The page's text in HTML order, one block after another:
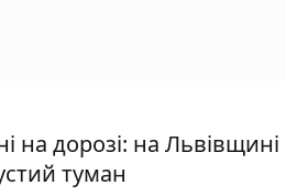
на дорозі: на Львівщині
туман